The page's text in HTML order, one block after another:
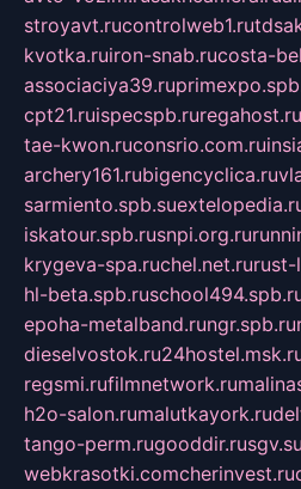
stroyavt.rucontrolweb1.ru
kvotka.ruiron-snab.rucosta-
associaciya39.ru
cpt21.ruispecspb.ruregahost.ru
tae-kwon.ruconsrio.com.ru
archery161.rubigencyclica.ru
sarmiento.spb.su
iskatour.spb.rusnpi.org.ru
krygeva-spa.ruchel.net.rurust-
hl-beta.spb.ru
epoha-metalband.rungr.spb.ru
dieselvostok.ru
regsmi.rufilmnetwork.ru
h2o-salon.rumalutkayork.ru
tango-perm.rugooddir.rusgv.su
webkrasotki.comcherinvest.ru